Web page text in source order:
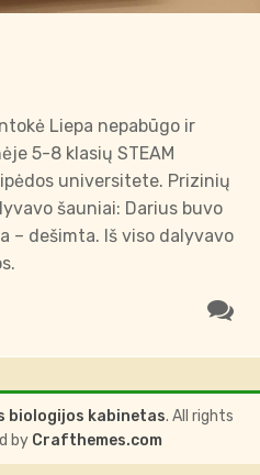
Liepa nepabūgo ir
5-8 klasių STEAM
universitete. Prizinių
šauniai: Darius buvo
– dešimta. Iš viso dalyvavo
biologijos kabinetas. All rights
by Crafthemes.com